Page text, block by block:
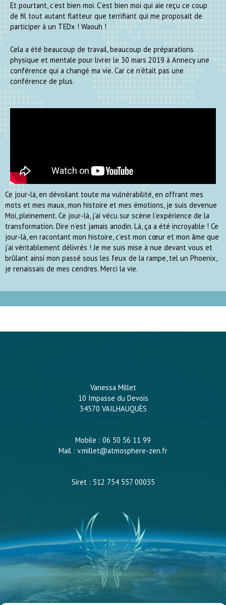
Et pourtant, c’est bien moi. C’est bien moi qui aie reçu ce coup
de fil tout autant flatteur que terrifiant qui me proposait de
participer à un TEDx ! Waouh !
Cela a été beaucoup de travail, beaucoup de préparations
physique et mentale pour livrer le 30 mars 2019 à Annecy une
conférence qui a changé ma vie. Car ce n’était pas une
conférence de plus.
Ce jour-là, en dévoilant toute ma vulnérabilité, en offrant mes
mots et mes maux, mon histoire et mes émotions, je suis devenue
Moi, pleinement. Ce jour-là, j’ai vécu sur scène l’expérience de la
transformation. Dire n’est jamais anodin. Là, ça a été incroyable ! Ce
jour-là, en racontant mon histoire, c’est mon cœur et mon âme que
j’ai véritablement délivrés ! Je me suis mise à nue devant vous et
brûlant ainsi mon passé sous les feux de la rampe, tel un Phoenix,
je renaissais de mes cendres. Merci la vie.
Vanessa Millet
10 Impasse du Devois
34570 VAILHAUQUÈS
Mobile : 06 50 56 11 99
Mail : v.millet@atmosphere-zen.fr
Siret : 512 754 557 00035